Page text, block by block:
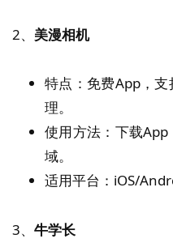
2、 美漫相机
特点：免费App，
理。
使用方法：下载
域。
适用平台：iOS/
3、 牛学长